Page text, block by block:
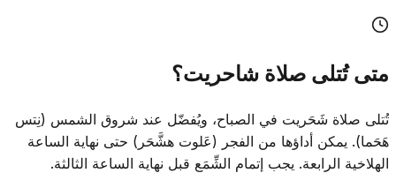
متى تُتلى صلاة شاحريت؟
تُتلى صلاة شَحَريت في الصباح، ويُفضّل عند شروق الشمس (نِتس
هَحَما). يمكن أداؤها من الفجر (عَلوت هشَّحَر) حتى نهاية الساعة
الهلاخية الرابعة. يجب إتمام الشِّمَع قبل نهاية الساعة الثالثة.